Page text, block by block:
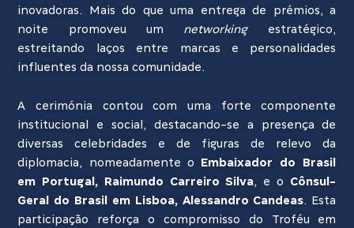
inovadoras. Mais do que uma entrega de prémios, a
noite promoveu um networkingestratégico,
estreitando laços entre marcas e personalidades
influentes da nossa comunidade.
A cerimónia contou com uma forte componente
institucional e social, destacando-se a presença de
diversas celebridades e de figuras de relevo da
diplomacia, nomeadamente o Embaixador do Brasil
em Portugal, Raimundo Carreiro Silva, e o Cônsul-
Geral do Brasil em Lisboa, Alessandro Candeas. Esta
participação reforça o compromisso do Troféu em